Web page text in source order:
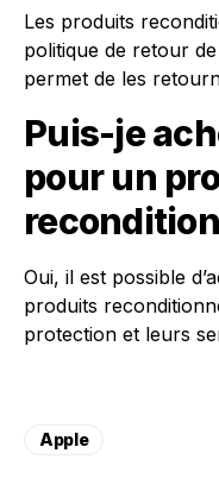
Les produits
politique de retour
permet de les
Puis-je
pour un
Oui, il est possible
produits
protection et leurs
Apple